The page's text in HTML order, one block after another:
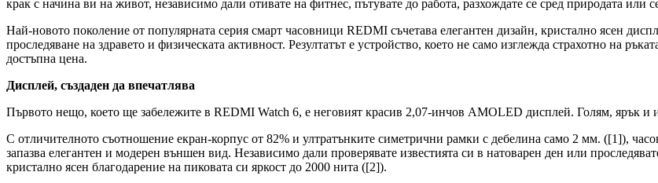
крак с начина ви на живот, независимо дали отивате на фитнес, пътувате до работа, разхождате се сред природата или
Най-новото поколение от популярната серия смарт часовници REDMI съчетава елегантен дизайн, кристално ясен
проследяване на здравето и физическата активност. Резултатът е устройство, което не само изглежда страхотно на
достъпна цена.
Дисплей, създаден да впечатлява
Първото нещо, което ще забележите в REDMI Watch 6, е неговият красив 2,07-инчов AMOLED дисплей. Голям, ярък и
С отличителното съотношение екран-корпус от 82% и ултратънките симетрични рамки с дебелина само 2 мм. ([1]),
запазва елегантен и модерен външен вид. Независимо дали проверявате известията си в натоварен ден или
кристално ясен благодарение на пиковата си яркост до 2000 нита ([2]).